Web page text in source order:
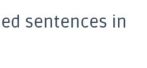
sentences in